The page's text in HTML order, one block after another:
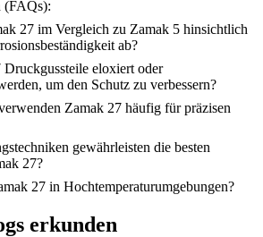
(FAQs):
27 im Vergleich zu Zamak 5 hinsichtlich
ab?
eloxiert oder
um den Schutz zu verbessern?
Zamak 27 häufig für präzisen
gewährleisten die besten
27?
27 in Hochtemperaturumgebungen?
erkunden